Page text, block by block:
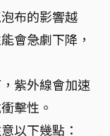
布的影響越
會急劇下降，
紫外線會加速
擊性。
以下幾點：